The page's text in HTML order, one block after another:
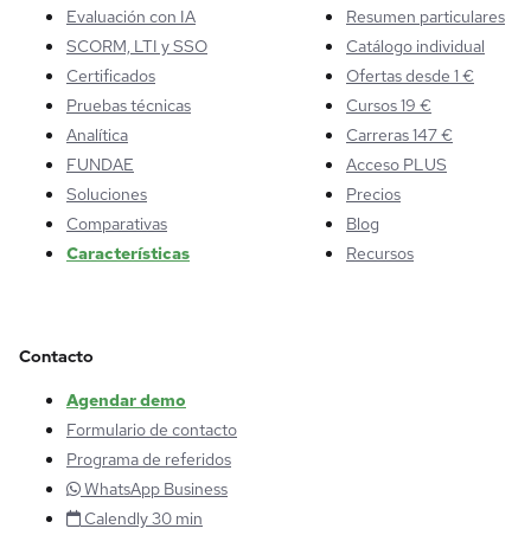
Evaluación con IA
SCORM, LTI y SSO
Certificados
Pruebas técnicas
Analítica
FUNDAE
Soluciones
Comparativas
Características
Resumen particulares
Catálogo individual
Ofertas desde 1 €
Cursos 19 €
Carreras 147 €
Acceso PLUS
Precios
Blog
Recursos
Contacto
Agendar demo
Formulario de contacto
Programa de referidos
WhatsApp Business
Calendly 30 min